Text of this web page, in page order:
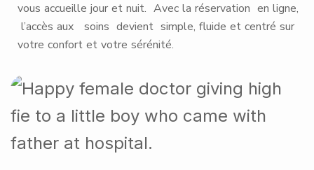
vous accueille jour et nuit. Avec la réservation en ligne,
l’accès aux soins devient simple, fluide et centré sur
votre confort et votre sérénité.